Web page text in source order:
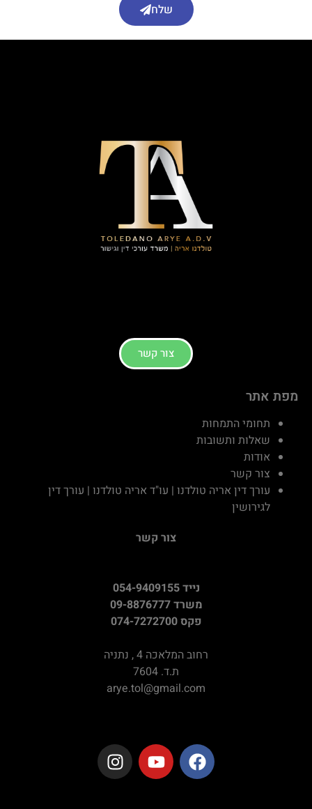
שלח
צור קשר
מפת אתר
תחומי התמחות
שאלות ותשובות
אודות
צור קשר
עורך דין אריה טולדנו | עו"ד אריה טולדנו | עורך דין
לגירושין
צור קשר
נייד 054-9409155
משרד 09-8876777
פקס 074-7272700
רחוב המלאכה 4 , נתניה
ת.ד. 7604
arye.tol@gmail.com